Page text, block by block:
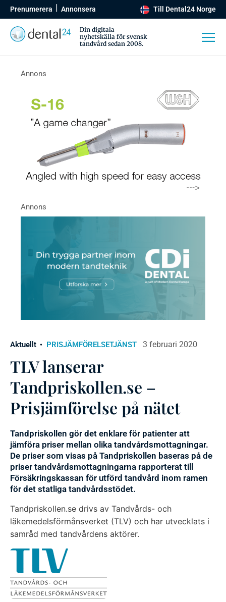
Prenumerera Annonsera Till Dental24 Norge
Din digitala
nyhetskälla för svensk
tandvård sedan 2008.
Aktuellt PRISJÄMFÖRELSETJÄNST 3 februari 2020
TLV lanserar
Tandpriskollen.se –
Prisjämförelse på nätet
Tandpriskollen gör det enklare för patienter att
jämföra priser mellan olika tandvårdsmottagningar.
De priser som visas på Tandpriskollen baseras på de
priser tandvårdsmottagningarna rapporterat till
Försäkringskassan för utförd tandvård inom ramen
för det statliga tandvårdsstödet.
Tandpriskollen.se drivs av Tandvårds- och
läkemedelsförmånsverket (TLV) och har utvecklats i
samråd med tandvårdens aktörer.